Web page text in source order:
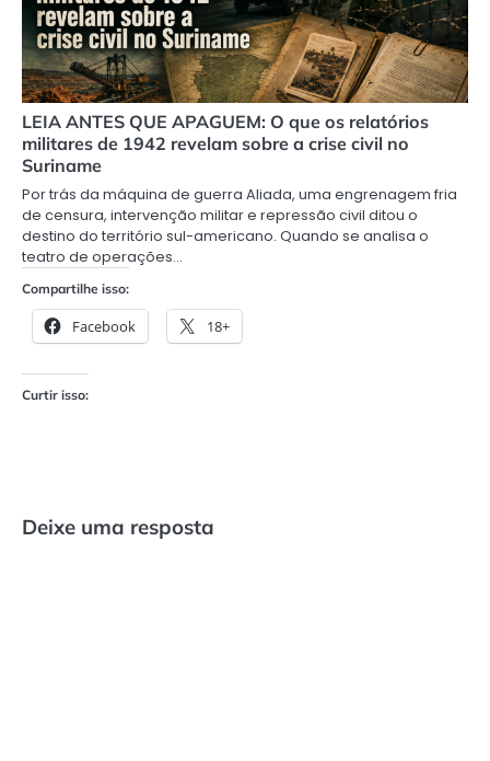
LEIA ANTES QUE APAGUEM: O que os relatórios
militares de 1942 revelam sobre a crise civil no
Suriname
Por trás da máquina de guerra Aliada, uma engrenagem fria
de censura, intervenção militar e repressão civil ditou o
destino do território sul-americano. Quando se analisa o
teatro de operações…
Compartilhe isso:
Facebook 18+
Curtir isso:
Deixe uma resposta